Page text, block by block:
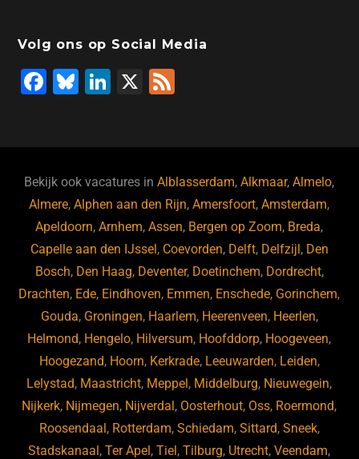
Volg ons op Social Media
F
b
o
o
k
Bl
ky
Li
dI
n
X
Bekijk ook vacatures inAlblasserdam,Alkmaar,Almelo,
Almere,Alphen aan den Rijn,Amersfoort,Amsterdam,
Apeldoorn,Arnhem,Assen, Bergen op Zoom, Breda,
Capelle aan den IJssel , Coevorden, Delft, Delfzijl , Den
Bosch, Den Haag, Deventer, Doetinchem, Dordrecht,
Drachten, Ede, Eindhoven, Emmen, Enschede, Gorinchem,
Gouda, Groningen, Haarlem, Heerenveen, Heerlen,
Helmond, Hengelo, Hilversum, Hoofddorp, Hoogeveen,
Hoogezand, Hoorn, Kerkrade, Leeuwarden, Leiden,
Lelystad, Maastricht, Meppel , Middelburg, Nieuwegein,
Nijkerk, Nijmegen, Nijverdal , Oosterhout, Oss, Roermond,
Roosendaal , Rotterdam, Schiedam, Sittard, Sneek,
Stadskanaal ,Ter Apel ,Tiel ,Tilburg, Utrecht,Veendam,